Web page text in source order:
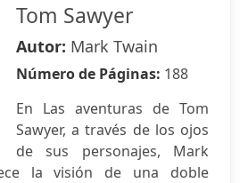
Tom Sawyer
Autor: Mark Twain
Número de Páginas: 188
En Las aventuras de Tom
Sawyer, a través de los ojos
de sus personajes, Mark
la visión de una doble